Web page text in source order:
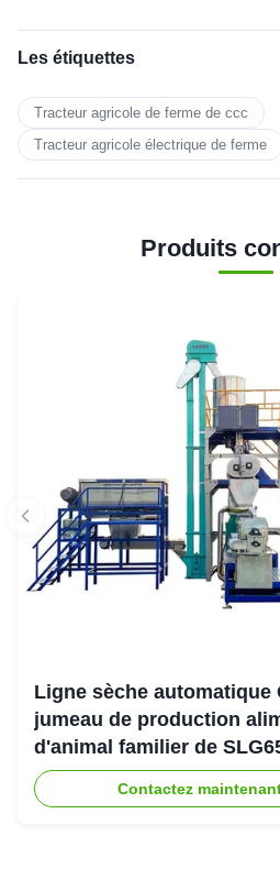
Les étiquettes
Tracteur agricole de ferme de ccc
Tracteur agricole électrique de ferme
Produits
Ligne sèche automatique
jumeau de production
d'animal familier de
de boudineuse à vis de
Contactez